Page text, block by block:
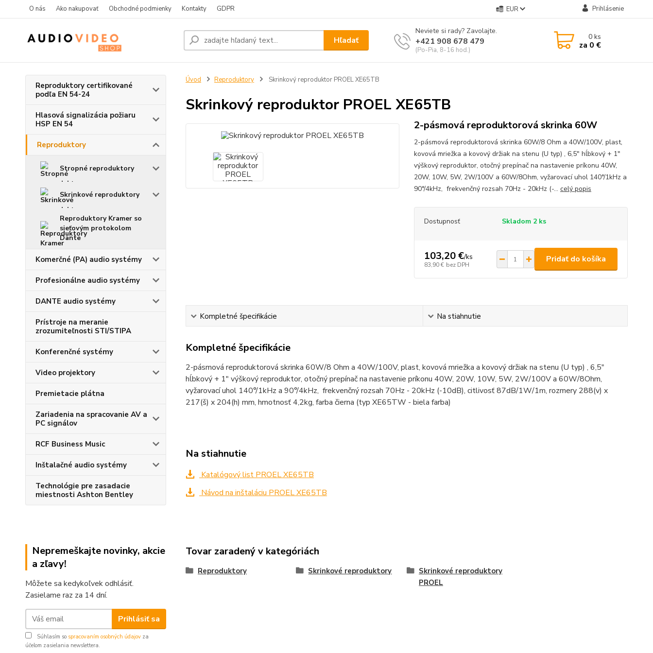
O nás Ako nakupovať Obchodné podmienky Kontakty GDPR EUR Prihlásenie
Hľadať
Neviete si rady? Zavolajte.
+421 908 678 479
(Po-Pia, 8-16 hod.)
0ks
za 0 €
Reproduktory certifikované
podľa EN 54-24
Hlasová signalizácia požiaru
HSP EN 54
Reproduktory
Stropné reproduktory
Skrinkové reproduktory
Reproduktory Kramer so
sieťovým protokolom
Dante
Komerčné (PA) audio systémy
Profesionálne audio systémy
DANTE audio systémy
Prístroje na meranie
zrozumiteľnosti STI/STIPA
Konferenčné systémy
Video projektory
Premietacie plátna
Zariadenia na spracovanie AV a
PC signálov
RCF Business Music
Inštalačné audio systémy
Technológie pre zasadacie
miestnosti Ashton Bentley
Nepremeškajte novinky, akcie
a zľavy!
Môžete sa kedykoľvek odhlásiť.
Zasielame raz za 14 dní.
Prihlásiť sa
Súhlasím so spracovaním osobných údajov za
účelom zasielania newslettera.
Úvod Reproduktory Skrinkový reproduktor PROEL XE65TB
Skrinkový reproduktor PROEL XE65TB
2-pásmová reproduktorová skrinka 60W
2-pásmová reproduktorová skrinka 60W/8 Ohm a 40W/100V, plast,
kovová mriežka a kovový držiak na stenu (U typ) , 6,5" hĺbkový + 1"
výškový reproduktor, otočný prepínač na nastavenie príkonu 40W,
20W, 10W, 5W, 2W/100V a 60W/8Ohm, vyžarovací uhol 140°/1kHz a
90°/4kHz, frekvenčný rozsah 70Hz - 20kHz (-... celý popis
Dostupnosť Skladom 2 ks
103,20 €/ks
83,90 € bez DPH
Pridať do košíka
Kompletné špecifikácie Na stiahnutie
Kompletné špecifikácie
2-pásmová reproduktorová skrinka 60W/8 Ohm a 40W/100V, plast, kovová mriežka a kovový držiak na stenu (U typ) , 6,5"
hĺbkový + 1" výškový reproduktor, otočný prepínač na nastavenie príkonu 40W, 20W, 10W, 5W, 2W/100V a 60W/8Ohm,
vyžarovací uhol 140°/1kHz a 90°/4kHz, frekvenčný rozsah 70Hz - 20kHz (-10dB), citlivosť 87dB/1W/1m, rozmery 288(v) x
217(š) x 204(h) mm, hmotnosť 4,2kg, farba čierna (typ XE65TW - biela farba)
Na stiahnutie
Katalógový list PROEL XE65TB
Návod na inštaláciu PROEL XE65TB
Tovar zaradený v kategóriách
Reproduktory Skrinkové reproduktory
Skrinkové reproduktory
PROEL